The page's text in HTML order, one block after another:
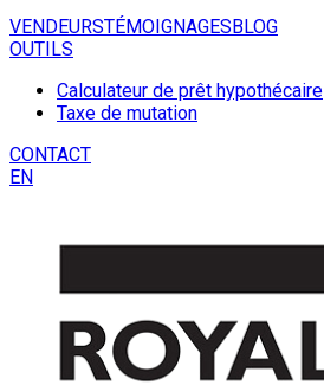
VENDEURSTÉMOIGNAGESBLOG
OUTILS
Calculateur de prêt hypothécaire
Taxe de mutation
CONTACT
EN